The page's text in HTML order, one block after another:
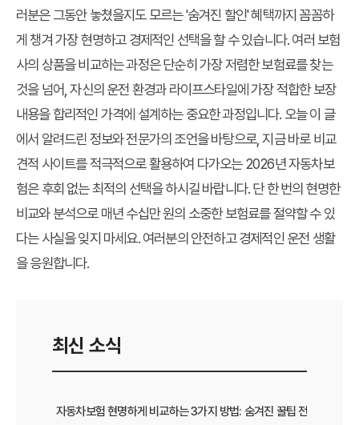
러분은 그동안 놓쳤을지도 모르는 '숨겨진 할인' 혜택까지 꼼꼼하
게 챙겨 가장 현명하고 경제적인 선택을 할 수 있습니다. 여러 보험
사의 상품을 비교하는 과정은 단순히 가장 저렴한 보험료를 찾는
것을 넘어, 자신의 운전 환경과 라이프스타일에 가장 적합한 보장
내용을 합리적인 가격에 설계하는 중요한 과정입니다. 오늘 이 글
에서 알려드린 정보와 전문가의 조언을 바탕으로, 지금 바로 비교
견적 사이트를 적극적으로 활용하여 다가오는 2026년 자동차보
험은 후회 없는 최적의 선택을 하시길 바랍니다. 단 한 번의 현명한
비교와 분석으로 매년 수십만 원의 소중한 보험료를 절약할 수 있
다는 사실을 잊지 마세요. 여러분의 안전하고 경제적인 운전 생활
을 응원합니다.
최신 소식
자동차보험 현명하게 비교하는 3가지 방법: 숨겨진 꿀팁 전격 공개